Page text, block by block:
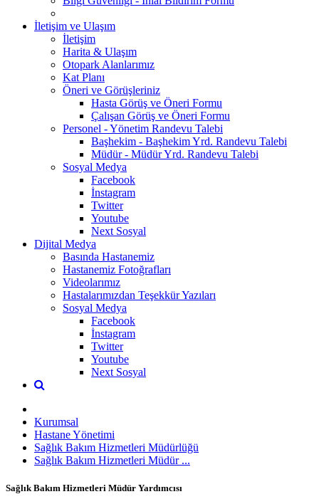
İletişim ve Ulaşım
İletişim
Harita & Ulaşım
Otopark Alanlarımız
Kat Planı
Öneri ve Görüşleriniz
Hasta Görüş ve Öneri Formu
Çalışan Görüş ve Öneri Formu
Personel - Yönetim Randevu Talebi
Başhekim - Başhekim Yrd. Randevu Talebi
Müdür - Müdür Yrd. Randevu Talebi
Sosyal Medya
Facebook
İnstagram
Twitter
Youtube
Next Sosyal
Dijital Medya
Basında Hastanemiz
Hastanemiz Fotoğrafları
Videolarımız
Hastalarımızdan Teşekkür Yazıları
Sosyal Medya
Facebook
İnstagram
Twitter
Youtube
Next Sosyal
Kurumsal
Hastane Yönetimi
Sağlık Bakım Hizmetleri Müdürlüğü
Sağlık Bakım Hizmetleri Müdür ...
Sağlık Bakım Hizmetleri Müdür Yardımcısı